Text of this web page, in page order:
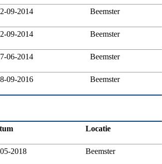
09-2014 Beemster
09-2014 Beemster
06-2014 Beemster
09-2016 Beemster
Locatie
2018 Beemster